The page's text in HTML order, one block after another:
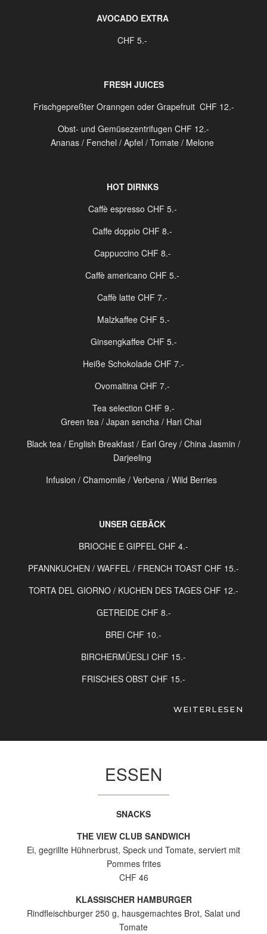
AVOCADO EXTRA
CHF 5.-
FRESH JUICES
Frischgepreßter Oranngen oder Grapefruit CHF 12.-
Obst- und Gemüsezentrifugen CHF 12.-
Ananas / Fenchel / Apfel / Tomate / Melone
HOT DIRNKS
Caffè espresso CHF 5.-
Caffe doppio CHF 8.-
Cappuccino CHF 8.-
Caffè americano CHF 5.-
Caffè latte CHF 7.-
Malzkaffee CHF 5.-
Ginsengkaffee CHF 5.-
Heiße Schokolade CHF 7.-
Ovomaltina CHF 7.-
Tea selection CHF 9.-
Green tea / Japan sencha / Hari Chai
Black tea / English Breakfast / Earl Grey / China Jasmin /
Darjeeling
Infusion / Chamomile / Verbena / Wild Berries
UNSER GEBÄCK
BRIOCHE E GIPFEL CHF 4.-
PFANNKUCHEN / WAFFEL / FRENCH TOAST CHF 15.-
TORTA DEL GIORNO / KUCHEN DES TAGES CHF 12.-
GETREIDE CHF 8.-
BREI CHF 10.-
BIRCHERMÜESLI CHF 15.-
FRISCHES OBST CHF 15.-
15 % Zimmer Servicegebühr im Preis inbegriffen + 10
vegetarisch, vegan oder für spezielle
WEITERLESEN
ESSEN
SNACKS
THE VIEW CLUB SANDWICH
Ei, gegrillte Hühnerbrust, Speck und Tomate, serviert mit
Pommes frites
CHF 46
KLASSISCHER HAMBURGER
Rindfleischburger 250 g, hausgemachtes Brot, Salat und
Tomate